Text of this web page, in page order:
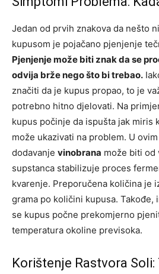
Jedan od prvih znakova da nešto
kupusom je pojačano pjenjenje
Pjenjenje može biti znak da se
odvija brže nego što bi trebao.
značiti da je kupus propao, to je
potrebno hitno djelovati. Na
kupus počinje da ispušta jak miris
može ukazivati na problem. U
dodavanje vinobrana može biti od
supstanca stabilizuje proces
kvarenje. Preporučena količina je
grama po količini kupusa. Takođe,
se kupus počne prekomjerno
temperatura okoline previsoka.
Korištenje Rastvora